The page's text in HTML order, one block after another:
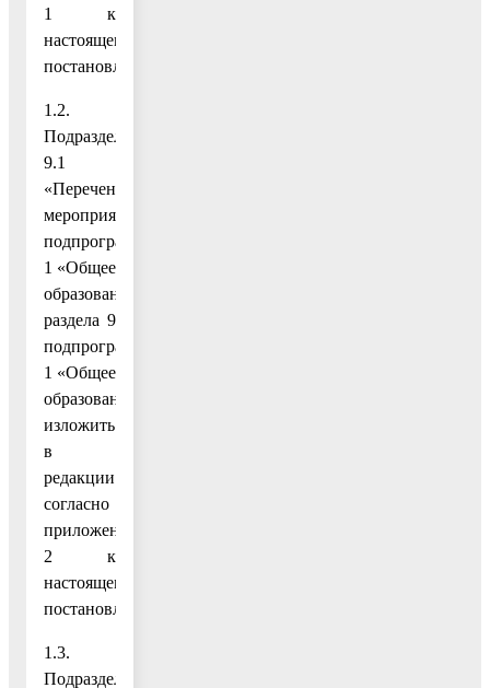
1 к
настоящему
постановлению;
1.2.
Подраздел
9.1
«Перечень
мероприятий
подпрограммы
1 «Общее
образование»
раздела 9
подпрограммы
1 «Общее
образование»
изложить
в
редакции
согласно
приложению
2 к
настоящему
постановлению;
1.3.
Подраздел